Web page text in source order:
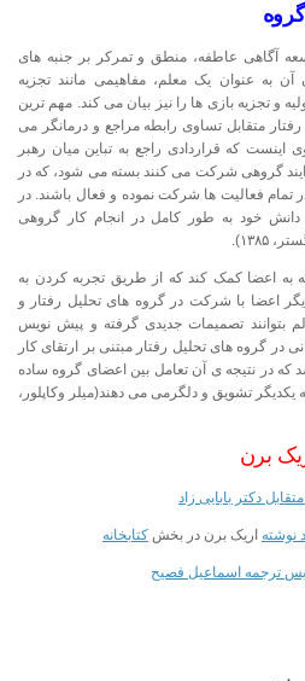
آگاهی عاطفه، منطق و تمرکر بر جنبه های
به عنوان یک معلم، مفاهیمی مانند تجزیه
و تجزیه بازی ها را نیز بیان می کند. مهم ترین
متقابل تساوی رابطه مراجع و درمانگر می
اینست که قراردادی راجع به تباین میان رهبر
گروهی شرکت می کنند بسته می شود، که در
فعالیت ها شرکت نموده و فعال باشند. در
دانش خود به طور کامل در انجام کار گروهی
به اعضا کمک کند که از طریق تجربه کردن به
اعضا با شرکت در گروه های تحلیل رفتار و
تصمیمات جدیدی گرفته و پیش نویس
در گروه های تحلیل رفتار مبتنی بر ارتقای کار
که در نتیجه ی آن تعامل بین اعضای گروه ساده
تشویق و دلگرمی می دهند(میلر وکاپلور،
برن
دکتر بابایی زاد
نوشته اریک برن در بخش کتابخانه
ترجمه اسماعیل فصیح